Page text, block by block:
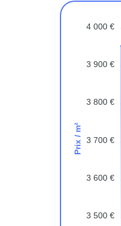
4 000 €
3 900 €
3 800 €
3 700 €
3 600 €
3 500 €
Prix / m²